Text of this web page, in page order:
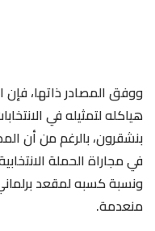
ووفق المصادر ذاتها، فإن
هياكله لتمثيله في
بنشقرون، بالرغم من أن
في مجاراة الحملة
ونسبة كسبه لمقعد
منعدمة.